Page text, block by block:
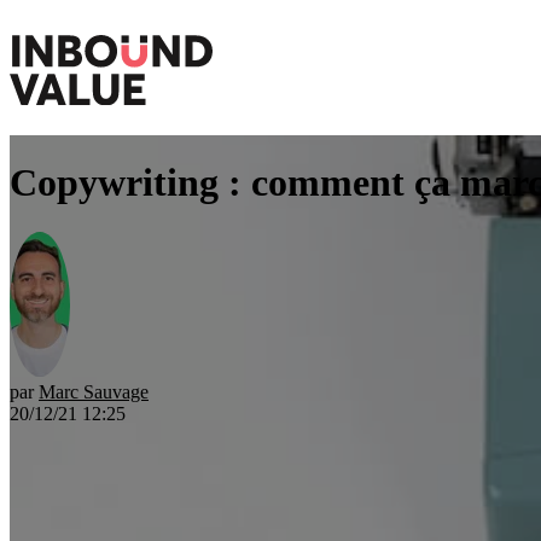
Copywriting : comment ça
parMarc Sauvage
20/12/21 12:25